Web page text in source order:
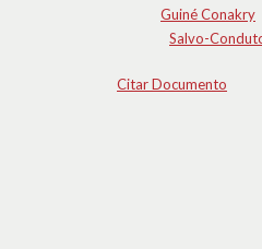
Guiné Conakry
Salvo-
Citar Documento